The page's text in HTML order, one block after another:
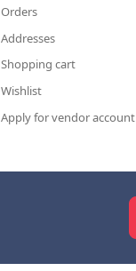
Orders
Addresses
Shopping cart
Wishlist
Apply for vendor account